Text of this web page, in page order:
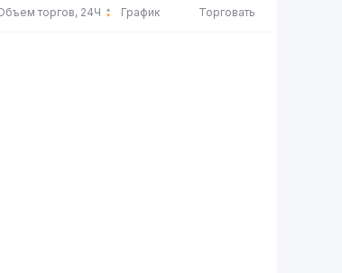
торгов, 24Ч График Торговать